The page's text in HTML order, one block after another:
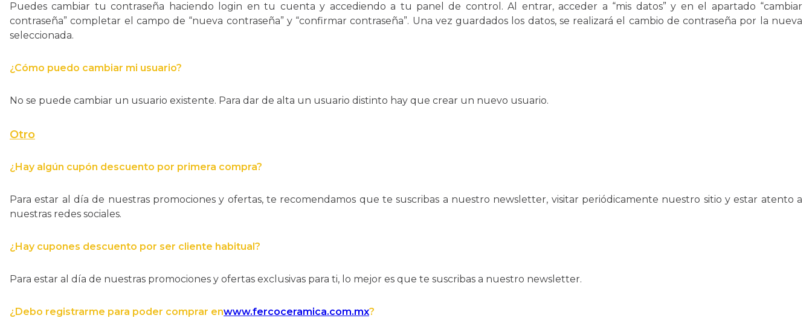
Puedes cambiar tu contraseña haciendo login en tu cuenta y accediendo a tu panel de control. Al entrar, acceder a “mis datos” y en el apartado “cambiar
contraseña” completar el campo de “nueva contraseña” y “confirmar contraseña”. Una vez guardados los datos, se realizará el cambio de contraseña por la nueva
seleccionada.
¿Cómo puedo cambiar mi usuario?
No se puede cambiar un usuario existente. Para dar de alta un usuario distinto hay que crear un nuevo usuario.
Otro
¿Hay algún cupón descuento por primera compra?
Para estar al día de nuestras promociones y ofertas, te recomendamos que te suscribas a nuestro newsletter, visitar periódicamente nuestro sitio y estar atento a
nuestras redes sociales.
¿Hay cupones descuento por ser cliente habitual?
Para estar al día de nuestras promociones y ofertas exclusivas para ti, lo mejor es que te suscribas a nuestro newsletter.
¿Debo registrarme para poder comprar enwww.fercoceramica.com.mx?